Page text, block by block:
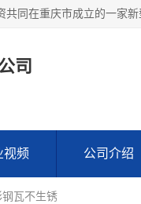
司
视频 公司介绍
钢瓦不生锈